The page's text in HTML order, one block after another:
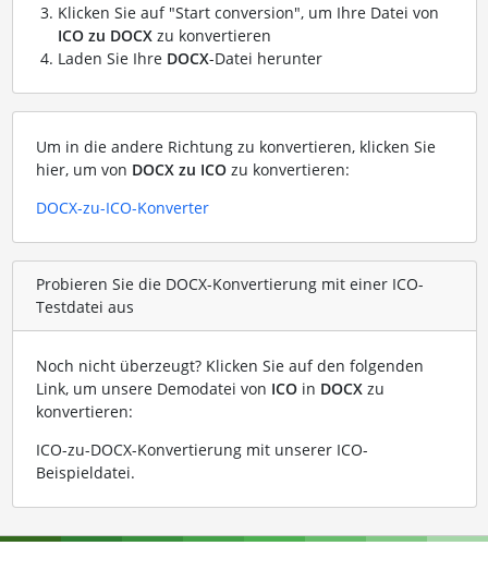
Klicken Sie auf "Start conversion", um Ihre Datei von
ICO zu DOCXzu konvertieren
Laden Sie Ihre DOCX-Datei herunter
Um in die andere Richtung zu konvertieren, klicken Sie
hier, um von DOCX zu ICOzu konvertieren:
DOCX-zu-ICO-Konverter
Probieren Sie die DOCX-Konvertierung mit einer ICO-
Testdatei aus
Noch nicht überzeugt? Klicken Sie auf den folgenden
Link, um unsere Demodatei von ICOin DOCXzu
konvertieren:
ICO-zu-DOCX-Konvertierung mit unserer ICO-
Beispieldatei.